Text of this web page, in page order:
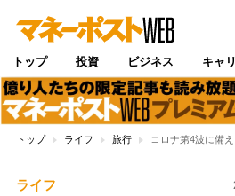
トップ 投資 ビジネス キャ
トップ ライフ 旅行 コロナ第4波に備
ライフ